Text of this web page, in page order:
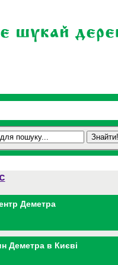
Деметра
Деметра в Києві